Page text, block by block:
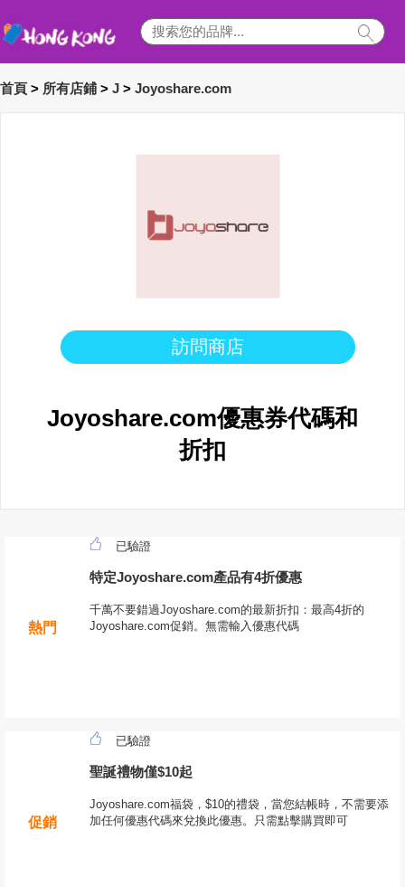
首頁 > 所有店鋪 > J > Joyoshare.com
訪問商店
Joyoshare.com優惠券代碼和
折扣
熱門
已驗證
特定Joyoshare.com產品有4折優惠
千萬不要錯過Joyoshare.com的最新折扣：最高4折的
Joyoshare.com促銷。無需輸入優惠代碼
促銷
已驗證
聖誕禮物僅$10起
Joyoshare.com福袋，$10的禮袋，當您結帳時，不需要添
加任何優惠代碼來兌換此優惠。只需點擊購買即可